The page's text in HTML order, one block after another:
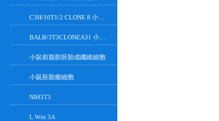
C3H/10T1/2 CLONE 8 小鼠胚胎成纖維細胞系
BALB/3T3CLONEA31 小鼠胚胎成纖維細胞
小鼠前脂肪胚胎成纖維細胞
小鼠胚胎瘤細胞
NIH3T3
L Wnt 3A